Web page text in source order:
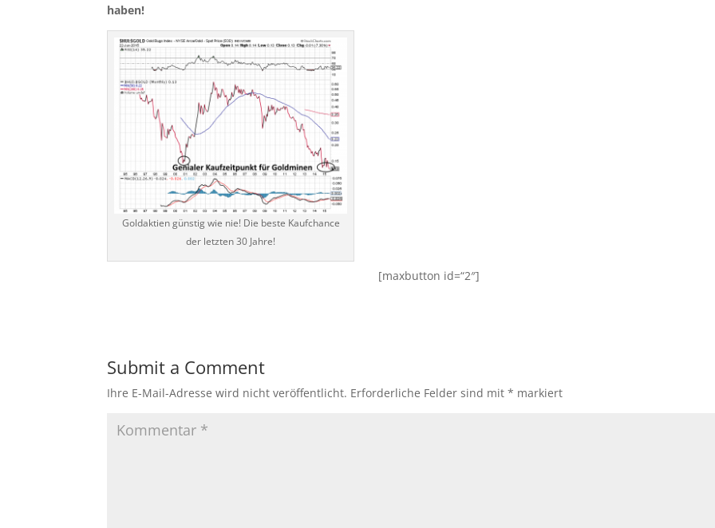
haben!
Goldaktien günstig wie nie! Die beste Kaufchance
der letzten 30 Jahre!
[maxbutton id=“2″]
Submit a Comment
Ihre E-Mail-Adresse wird nicht veröffentlicht. Erforderliche Felder sind mit* markiert